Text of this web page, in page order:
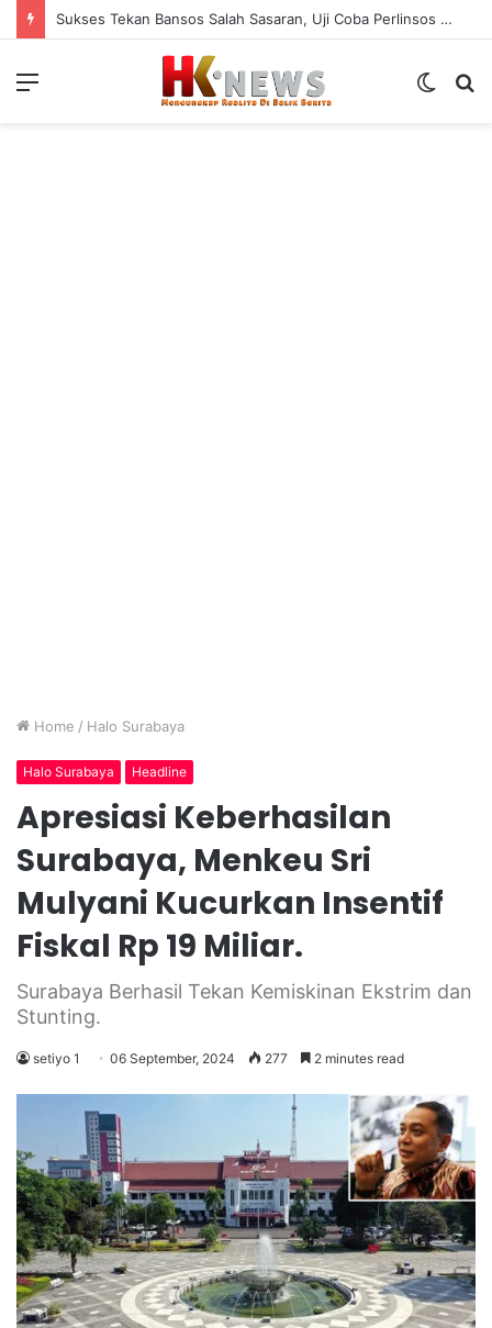
Sukses Tekan Bansos Salah Sasaran, Uji Coba Perlinsos Digital di Surabaya Hampir 100 Persen
Menu
Switch
Home / Halo Surabaya
Halo Surabaya Headline
Apresiasi Keberhasilan
Surabaya, Menkeu Sri
Mulyani Kucurkan Insentif
Fiskal Rp 19 Miliar.
Surabaya Berhasil Tekan Kemiskinan Ekstrim dan
Stunting.
setiyo 1 06 September, 2024 277 2 minutes read